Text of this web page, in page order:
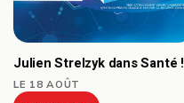
Julien Strelzyk dans Santé !
LE 18 AOÛT